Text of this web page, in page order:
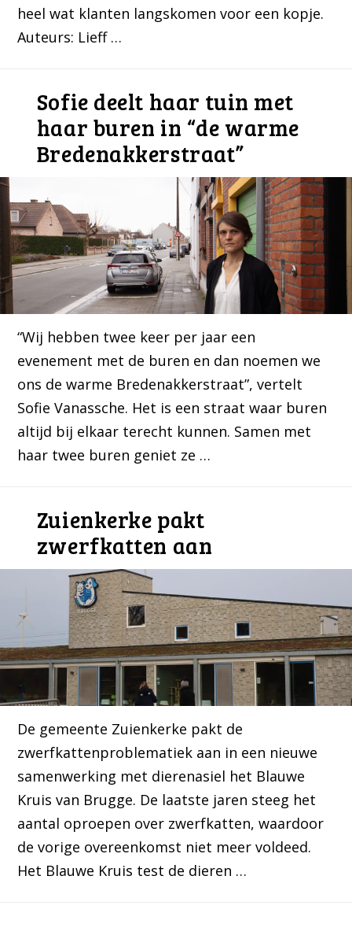
heel wat klanten langskomen voor een kopje.
Auteurs: Lieff …
Sofie deelt haar tuin met
haar buren in “de warme
Bredenakkerstraat”
“Wij hebben twee keer per jaar een
evenement met de buren en dan noemen we
ons de warme Bredenakkerstraat”, vertelt
Sofie Vanassche. Het is een straat waar buren
altijd bij elkaar terecht kunnen. Samen met
haar twee buren geniet ze …
Zuienkerke pakt
zwerfkatten aan
De gemeente Zuienkerke pakt de
zwerfkattenproblematiek aan in een nieuwe
samenwerking met dierenasiel het Blauwe
Kruis van Brugge. De laatste jaren steeg het
aantal oproepen over zwerfkatten, waardoor
de vorige overeenkomst niet meer voldeed.
Het Blauwe Kruis test de dieren …